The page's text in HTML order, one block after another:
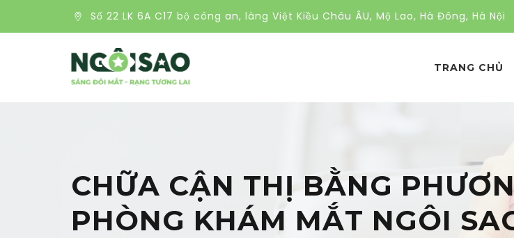
Số 22 LK 6A C17 bộ công an, làng Việt Kiều Châu ÂU, Mộ Lao, Hà Đông, Hà Nội
TRANG CHỦ
CHỮA CẬN THỊ BẰNG
PHÒNG KHÁM MẮT NGÔI